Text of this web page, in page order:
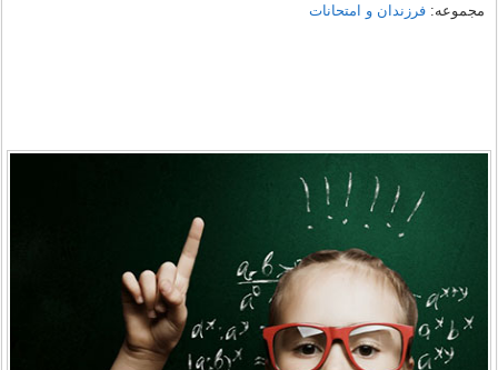
مجموعه:فرزندان و امتحانات